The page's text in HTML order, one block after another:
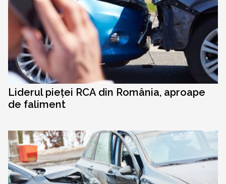
Liderul pieței RCA din România, aproape
de faliment